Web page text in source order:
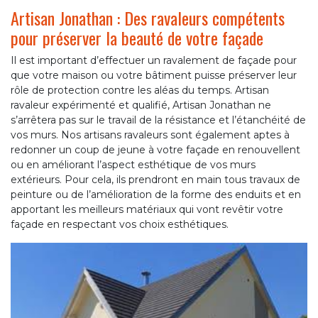
Artisan Jonathan : Des ravaleurs compétents
pour préserver la beauté de votre façade
Il est important d’effectuer un ravalement de façade pour
que votre maison ou votre bâtiment puisse préserver leur
rôle de protection contre les aléas du temps. Artisan
ravaleur expérimenté et qualifié, Artisan Jonathan ne
s’arrêtera pas sur le travail de la résistance et l’étanchéité de
vos murs. Nos artisans ravaleurs sont également aptes à
redonner un coup de jeune à votre façade en renouvellent
ou en améliorant l’aspect esthétique de vos murs
extérieurs. Pour cela, ils prendront en main tous travaux de
peinture ou de l’amélioration de la forme des enduits et en
apportant les meilleurs matériaux qui vont revêtir votre
façade en respectant vos choix esthétiques.